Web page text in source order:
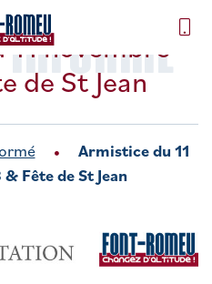
novembre
de St Jean
Armistice du 11
Fête de St Jean